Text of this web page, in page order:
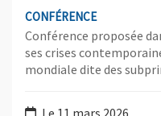
CONFÉRENCE
Conférence proposée
ses crises
mondiale dite des